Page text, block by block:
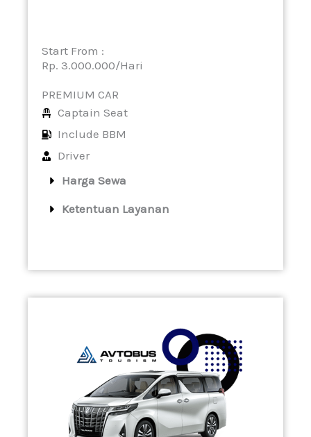
Start From :
Rp. 3.000.000/Hari
PREMIUM CAR
Captain Seat
Include BBM
Driver
Harga Sewa
Ketentuan Layanan